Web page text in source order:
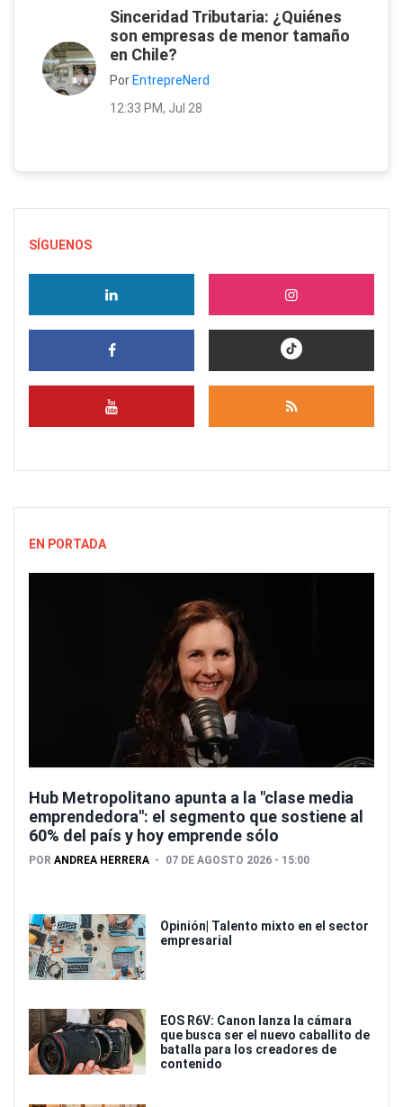
Sinceridad Tributaria: ¿Quiénes
son empresas de menor tamaño
en Chile?
Por EntrepreNerd
12:33 PM, Jul 28
SÍGUENOS
EN PORTADA
Hub Metropolitano apunta a la "clase media
emprendedora": el segmento que sostiene al
60% del país y hoy emprende sólo
POR ANDREA HERRERA 07 DE AGOSTO 2026 - 15:00
Opinión| Talento mixto en el sector
empresarial
EOS R6V: Canon lanza la cámara
que busca ser el nuevo caballito de
batalla para los creadores de
contenido